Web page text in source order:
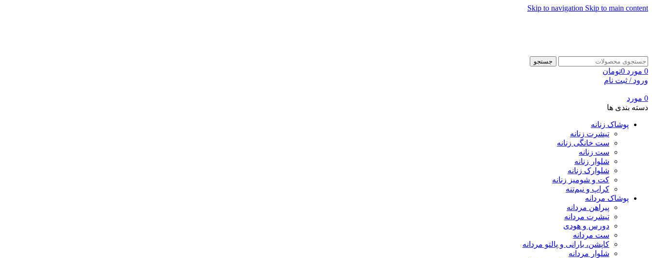
Skip to navigation Skip to main content
جستجو
0 مورد 0تومان
ورود / ثبت نام
0 مورد
دسته بندی ها
پوشاک زنانه
تیشرت زنانه
ست خانگی زنانه
ست زنانه
شلوار زنانه
شلوارک زنانه
کت و شومیز زنانه
کراپ و نیم‌تنه
پوشاک مردانه
پیراهن مردانه
تیشرت مردانه
دورس و هودی
ست مردانه
کاپشن، بارانی و پالتو مردانه
شلوار مردانه